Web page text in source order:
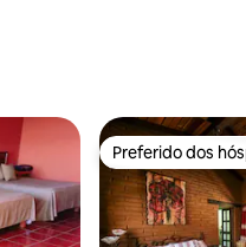
Preferido dos
Preferido dos